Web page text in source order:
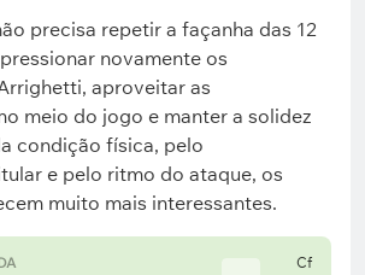
precisa repetir a façanha das 12
novamente os
aproveitar as
meio do jogo e manter a solidez
condição física, pelo
e pelo ritmo do ataque, os
muito mais interessantes.
Cf